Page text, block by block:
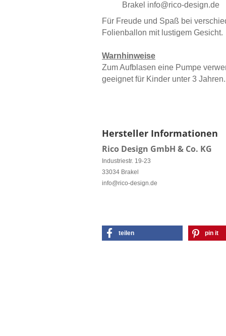
Brakel info@rico-design.de
Für Freude und Spaß bei
Folienballon mit lustigem Gesicht.
Warnhinweise
Zum Aufblasen eine Pumpe
geeignet für Kinder unter 3
Hersteller Informationen
Rico Design GmbH & Co. KG
Industriestr. 19-23
33034 Brakel
info@rico-design.de
teilen pin it